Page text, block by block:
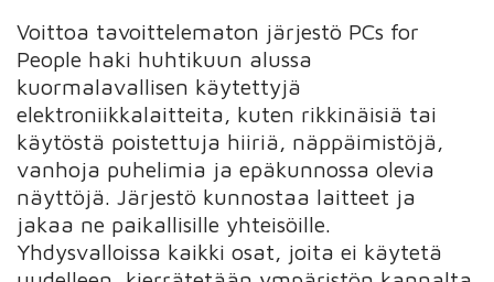
Voittoa tavoittelematon järjestö PCs for
People haki huhtikuun alussa
kuormalavallisen käytettyjä
elektroniikkalaitteita, kuten rikkinäisiä tai
käytöstä poistettuja hiiriä, näppäimistöjä,
vanhoja puhelimia ja epäkunnossa olevia
näyttöjä. Järjestö kunnostaa laitteet ja
jakaa ne paikallisille yhteisöille.
Yhdysvalloissa kaikki osat, joita ei käytetä